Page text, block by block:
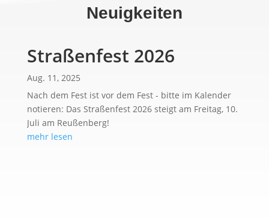
Neuigkeiten
Straßenfest 2026
Aug. 11, 2025
Nach dem Fest ist vor dem Fest - bitte im Kalender
notieren: Das Straßenfest 2026 steigt am Freitag, 10.
Juli am Reußenberg!
mehr lesen